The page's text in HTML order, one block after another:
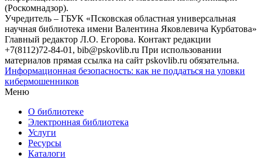
(Роскомнадзор).
Учредитель – ГБУК «Псковская областная универсальная
научная библиотека имени Валентина Яковлевича Курбатова»
Главный редактор Л.О. Егорова. Контакт редакции
+7(8112)72-84-01, bib@pskovlib.ru При использовании
материалов прямая ссылка на сайт pskovlib.ru обязательна.
Информационная безопасность: как не поддаться на уловки
кибермошенников
Меню
О библиотеке
Электронная библиотека
Услуги
Ресурсы
Каталоги